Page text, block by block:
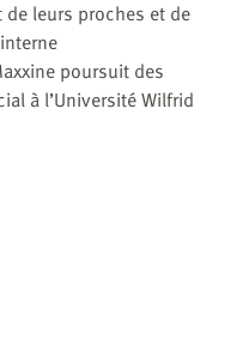
leurs proches et de
poursuit des
à l’Université Wilfrid